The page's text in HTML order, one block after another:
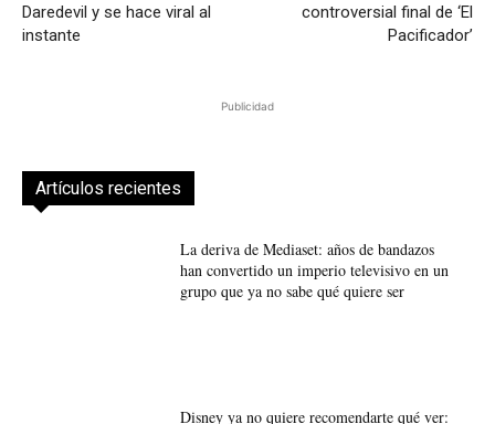
Daredevil y se hace viral al
instante
controversial final de ‘El
Pacificador’
Publicidad
Artículos recientes
La deriva de Mediaset: años de bandazos
han convertido un imperio televisivo en un
grupo que ya no sabe qué quiere ser
Disney ya no quiere recomendarte qué ver: